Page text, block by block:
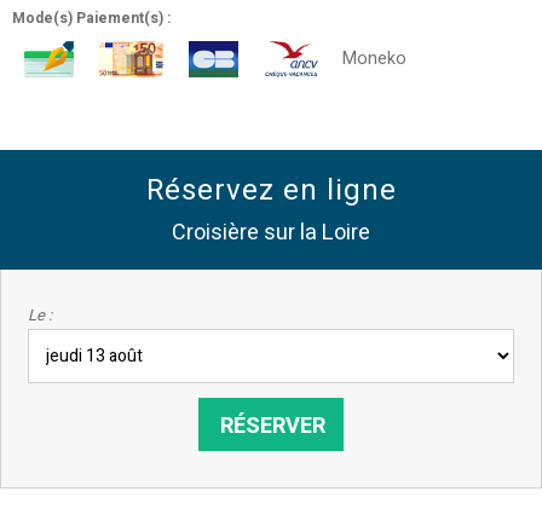
Mode(s) Paiement(s) :
Moneko
Réservez en ligne
Croisière sur la Loire
Le :